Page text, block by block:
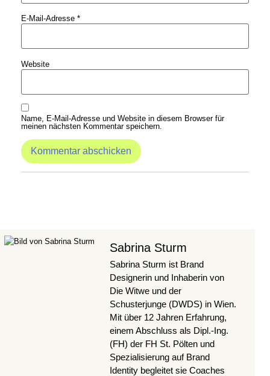
E-Mail-Adresse *
Website
Name, E-Mail-Adresse und Website in diesem Browser für
meinen nächsten Kommentar speichern.
Sabrina Sturm
Sabrina Sturm ist Brand
Designerin und Inhaberin von
Die Witwe und der
Schusterjunge (DWDS) in Wien.
Mit über 12 Jahren Erfahrung,
einem Abschluss als Dipl.-Ing.
(FH) der FH St. Pölten und
Spezialisierung auf Brand
Identity begleitet sie Coaches